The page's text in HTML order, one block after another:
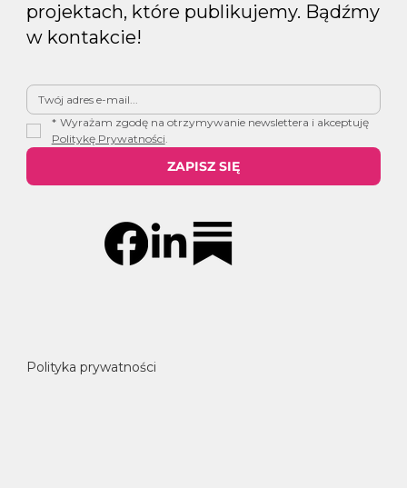
Polityka prywatności
projektach, które publikujemy. Bądźmy
w kontakcie!
*
Wyrażam zgodę na otrzymywanie newslettera i akceptuję
Politykę Prywatności.
ZAPISZ SIĘ